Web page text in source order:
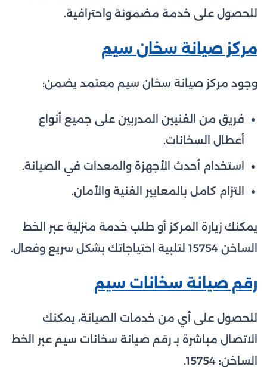
للحصول على خدمة مضمونة واحترافية.
مركز صيانة سخان سيم
وجود مركز صيانة سخان سيم معتمد يضمن:
فريق من الفنيين المدربين على جميع أنواع
أعطال السخانات.
استخدام أحدث الأجهزة والمعدات في الصيانة.
التزام كامل بالمعايير الفنية والأمان.
يمكنك زيارة المركز أو طلب خدمة منزلية عبر الخط
الساخن 15754 لتلبية احتياجاتك بشكل سريع وفعال.
رقم صيانة سخانات سيم
للحصول على أي من خدمات الصيانة، يمكنك
الاتصال مباشرة بـ رقم صيانة سخانات سيم عبر الخط
الساخن: 15754.